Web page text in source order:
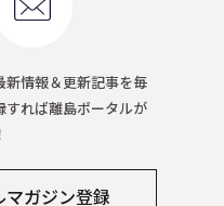
新情報＆更新記事を毎
すれば離島ポータルが
マガジン登録